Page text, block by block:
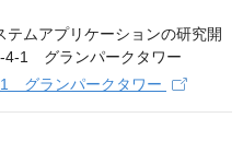
グランパークタワー